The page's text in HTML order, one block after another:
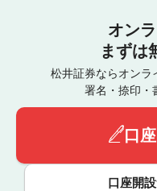
オン
まずは
松井証券ならオンラ
署名・捺印・
口
口座開